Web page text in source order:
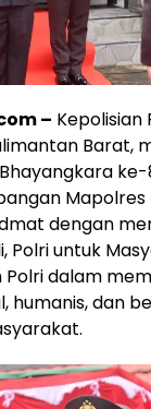
– Kepolisian
Barat,
Mapolres
dengan
Polri untuk
Polri dalam
humanis, dan